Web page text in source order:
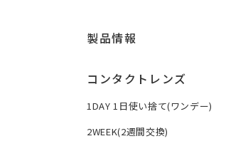
製品情報
コンタクトレンズ
1DAY 1日使い捨て(ワンデー)
2WEEK(2週間交換)